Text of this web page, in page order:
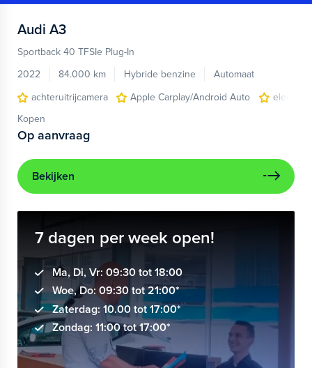
Audi A3
Sportback 40 TFSIe Plug-In
2022
84.000 km Hybride benzine
Automaat
achteruitrijcamera
Apple Carplay/Android Auto
Kopen
Op aanvraag
Bekijken
7 dagen per week open!
Ma, Di, Vr: 09:30 tot 18:00
Woe, Do: 09:30 tot 21:00*
Zaterdag: 10.00 tot 17:00*
Zondag: 11:00 tot 17:00*